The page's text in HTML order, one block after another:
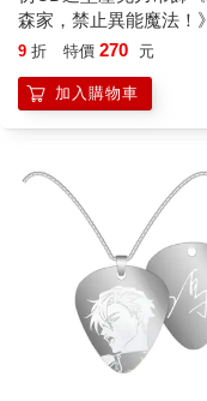
森家，禁止異能魔法！
9 折 特價 270 元
加入購物車